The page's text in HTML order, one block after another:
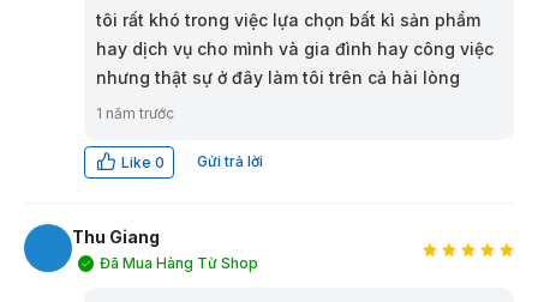
tôi rất khó trong việc lựa chọn bất kì sản phẩm
hay dịch vụ cho mình và gia đình hay công việc
nhưng thật sự ở đây làm tôi trên cả hài lòng
1 năm trước
Like 0 Gửi trả lời
Thu Giang
Đã Mua Hàng Từ Shop